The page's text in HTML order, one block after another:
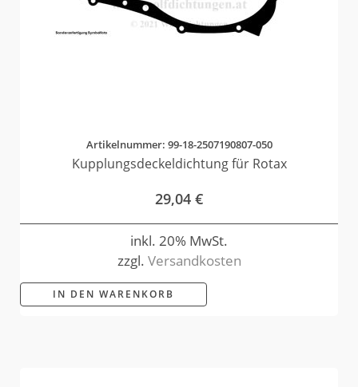
Artikelnummer: 99-18-2507190807-050
Kupplungsdeckeldichtung für Rotax
29,04 €
inkl. 20% MwSt.
zzgl. Versandkosten
IN DEN WARENKORB